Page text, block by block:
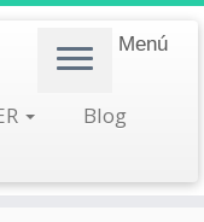
Menú
Blog